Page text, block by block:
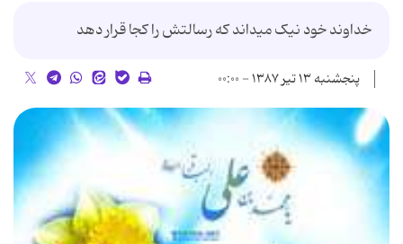
خداوند خود نيک مي‏داند که رسالتش را کجا قرار دهد
پنجشنبه ۱۳ تیر ۱۳۸۷ - ۰۰:۰۰